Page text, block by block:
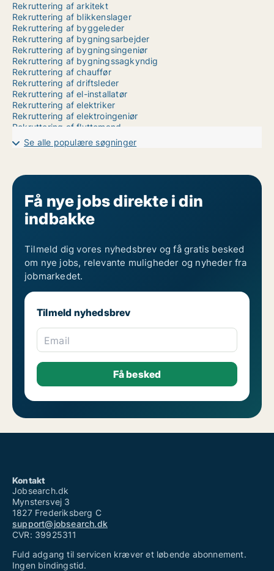
Rekruttering af arkitekt
Rekruttering af blikkenslager
Rekruttering af byggeleder
Rekruttering af bygningsarbejder
Rekruttering af bygningsingeniør
Rekruttering af bygningssagkyndig
Rekruttering af chauffør
Rekruttering af driftsleder
Rekruttering af el-installatør
Rekruttering af elektriker
Rekruttering af elektroingeniør
Rekruttering af flyttemand
Rekruttering af gartner
Rekruttering af geograf/geolog
Rekruttering af konstruktør
Rekruttering af lagermedarbejder
Rekruttering af landbrug
Rekruttering af maler
Rekruttering af maritim medarbejder
Rekruttering af maskintekniker
Rekruttering af mekaniker
Rekruttering af murer
Rekruttering af naturmedarbejder
Rekruttering af produktionschef
Rekruttering af produktionsteknolog
Rekruttering af skiltetekniker
Rekruttering af supply chain management
Rekruttering af teknisk designer
Rekruttering af tømrer/snedker
Rekruttering af ufaglært
Se alle populære søgninger
Få nye jobs direkte i din
indbakke
Tilmeld dig vores nyhedsbrev og få gratis besked
om nye jobs, relevante muligheder og nyheder fra
jobmarkedet.
Tilmeld nyhedsbrev
Email
Kontakt
Jobsearch.dk
Mynstersvej 3
1827 Frederiksberg C
support@jobsearch.dk
CVR: 39925311
Fuld adgang til servicen kræver et løbende abonnement.
Ingen bindingstid.